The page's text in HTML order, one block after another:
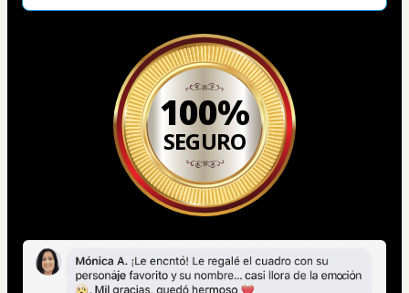
100%
SEGURO